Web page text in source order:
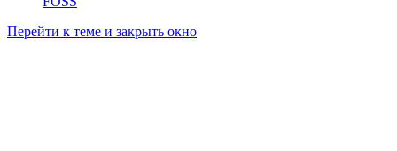
Перейти к теме и закрыть окно